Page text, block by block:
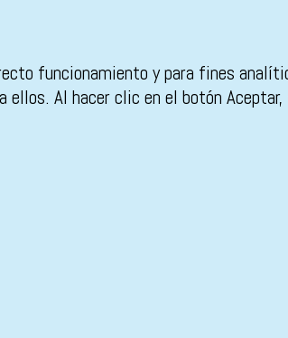
funcionamiento y para fines
ellos. Al hacer clic en el botón